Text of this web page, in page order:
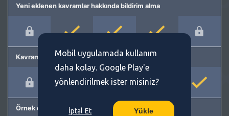
Yeni eklenen kavramlar hakkında bildirim alma
Kavram önerme
Örnek cümleler
Mobil uygulamada kullanım
daha kolay. Google Play'e
yönlendirilmek ister misiniz?
İptal Et Yükle